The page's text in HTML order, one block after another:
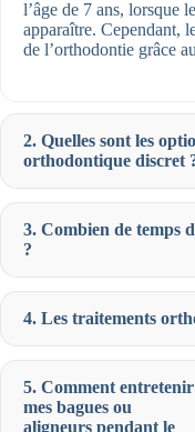
l’âge de 7 ans, lorsque
apparaître. Cependant,
de l’orthodontie grâce
2. Quelles sont les
orthodontique discret
3. Combien de temps
?
4. Les traitements
5. Comment entretenir
mes bagues ou
aligneurs pendant le